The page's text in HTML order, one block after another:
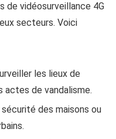
de vidéosurveillance 4G
secteurs. Voici
les lieux de
actes de vandalisme.
sécurité des maisons ou